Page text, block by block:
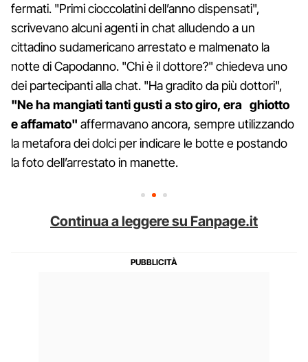
fermati. "Primi cioccolatini dell’anno dispensati",
scrivevano alcuni agenti in chat alludendo a un
cittadino sudamericano arrestato e malmenato la
notte di Capodanno. "Chi è il dottore?" chiedeva uno
dei partecipanti alla chat. "Ha gradito da più dottori",
"Ne ha mangiati tanti gusti a sto giro, era ghiotto
e affamato" affermavano ancora, sempre utilizzando
la metafora dei dolci per indicare le botte e postando
la foto dell’arrestato in manette.
Continua a leggere su Fanpage.it